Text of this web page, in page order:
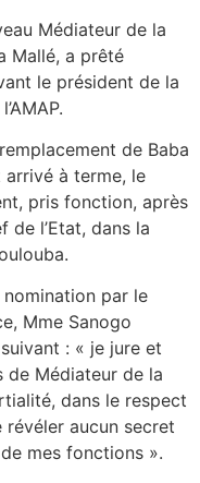
Médiateur de la
Mallé, a prêté
le président de la
de Baba
à terme, le
pris fonction, après
de l’Etat, dans la
par le
Mme Sanogo
: « je jure et
Médiateur de la
dans le respect
aucun secret
mes fonctions ».